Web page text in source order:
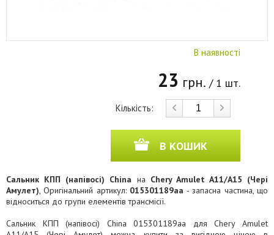
В наявності
23 грн. / 1 шт.
Кількість:
В КОШИК
Сальник КПП (напівосі) China на Chery Amulet A11/A15 (Чері
Амулет), Оригінальний артикул: 015301189aa - запасна частина, що
відноситься до групи елементів трансмісії.
Сальник КПП (напівосі) China 015301189aa для Chery Amulet